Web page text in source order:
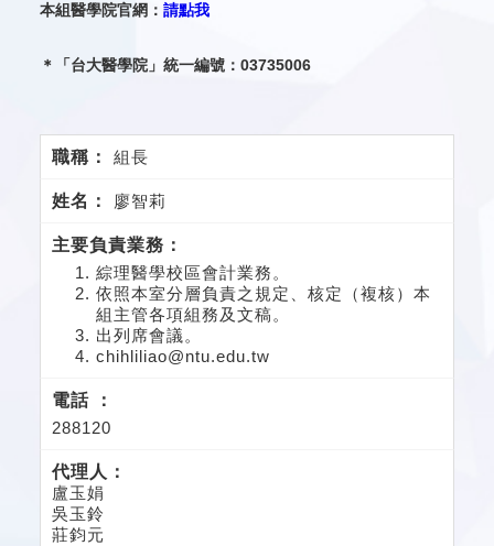
本組醫學院官網： 請點我
＊「台大醫學院」統一編號：03735006
組長
廖智莉
綜理醫學校區會計業務。
依照本室分層負責之規定、核定（複核）本
組主管各項組務及文稿。
出列席會議。
chihliliao@ntu.edu.tw
288120
盧玉娟
吳玉鈴
莊鈞元